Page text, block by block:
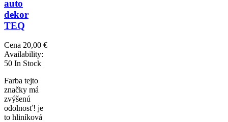
auto
dekor
TEQ
Cena 20,00 €
Availability:
50 In Stock
Farba tejto
značky má
zvýšenú
odolnosť! je
to hliníková